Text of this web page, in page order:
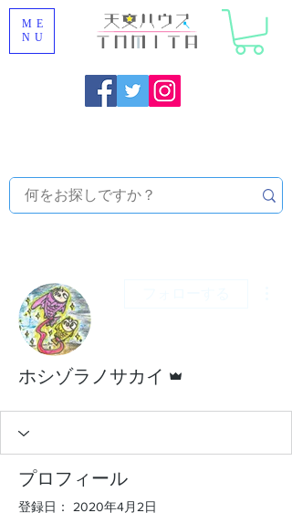
ME
NU
ホシゾラノサカイ
プロフィール
登録日： 2020年4月2日